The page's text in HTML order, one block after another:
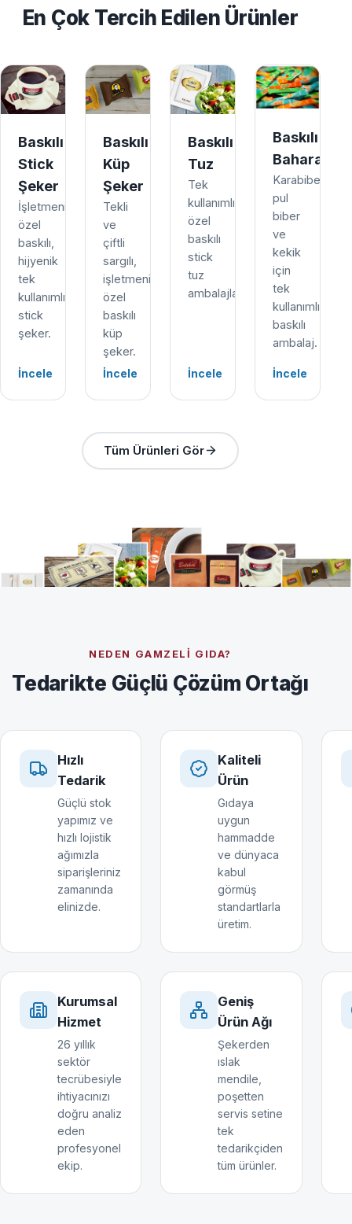
En Çok Tercih Edilen Ürünler
Baskılı
Stick
Şeker
İşletmenize
özel
baskılı,
hijyenik
tek
kullanımlık
stick
şeker.
İncele
Baskılı
Küp
Şeker
Tekli
ve
çiftli
sargılı,
işletmenize
özel
baskılı
küp
şeker.
İncele
Baskılı
Tuz
Tek
kullanımlık,
özel
baskılı
stick
tuz
ambalajları.
İncele
Baskılı
Baharat
Karabiber,
pul
biber
ve
kekik
için
tek
kullanımlık
baskılı
ambalaj.
İncele
Tüm Ürünleri Gör
NEDEN GAMZELI GIDA?
Tedarikte Güçlü Çözüm Ortağı
Hızlı
Tedarik
Güçlü stok
yapımız ve
hızlı lojistik
ağımızla
siparişleriniz
zamanında
elinizde.
Kaliteli
Ürün
Gıdaya
uygun
hammadde
ve dünyaca
kabul
görmüş
standartlarla
üretim.
Kurumsal
Hizmet
26 yıllık
sektör
tecrübesiyle
ihtiyacınızı
doğru analiz
eden
profesyonel
ekip.
Geniş
Ürün Ağı
Şekerden
ıslak
mendile,
poşetten
servis setine
tek
tedarikçiden
tüm ürünler.